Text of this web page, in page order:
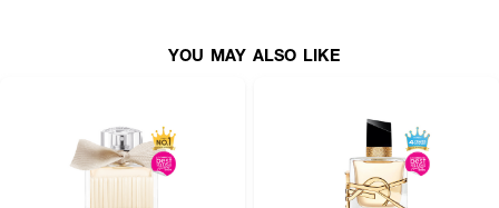
YOU MAY ALSO LIKE